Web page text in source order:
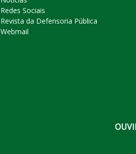
Redes Sociais
Revista da Defensoria Pública
Webmail